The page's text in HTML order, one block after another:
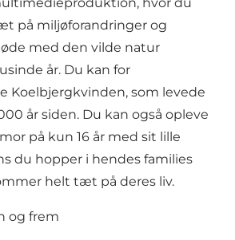
hvor du
på miljøforandringer og
med den vilde natur
år. Du kan for
Koelbjergkvinden, som levede
år siden. Du kan også opleve
på kun 16 år med sit lille
du hopper i hendes families
helt tæt på deres liv.
og frem